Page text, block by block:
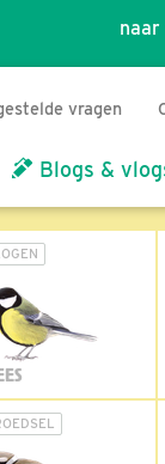
naar
vragen
Blogs &